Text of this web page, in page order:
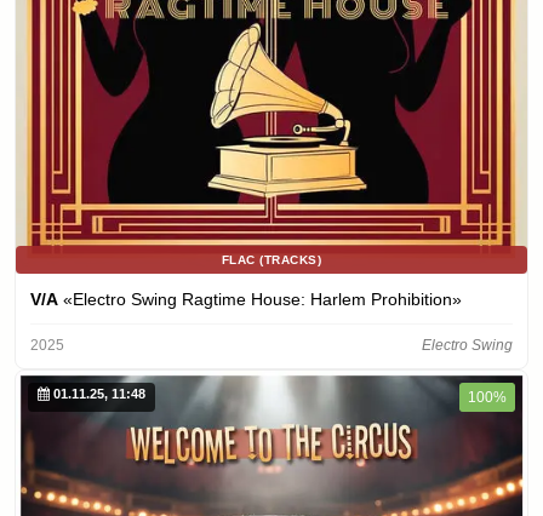
FLAC (TRACKS)
V/A «Electro Swing Ragtime House: Harlem Prohibition»
2025 Electro Swing
01.11.25, 11:48 100%